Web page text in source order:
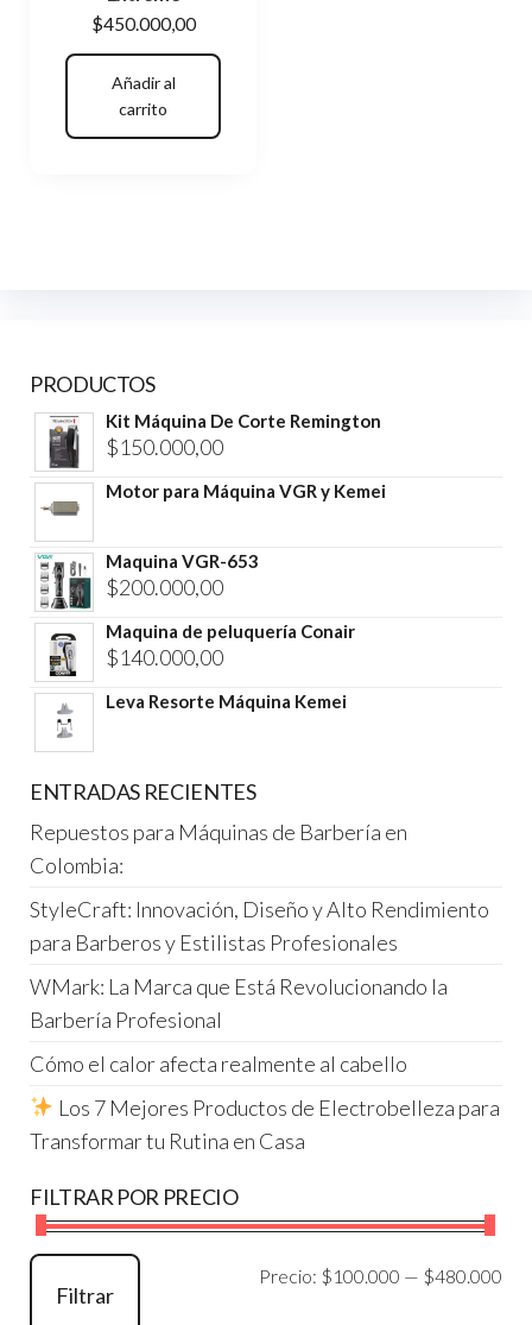
$450.000,00
Añadir al
carrito
PRODUCTOS
Kit Máquina De Corte Remington
$150.000,00
Motor para Máquina VGR y Kemei
Maquina VGR-653
$200.000,00
Maquina de peluquería Conair
$140.000,00
Leva Resorte Máquina Kemei
ENTRADAS RECIENTES
Repuestos para Máquinas de Barbería en
Colombia:
StyleCraft: Innovación, Diseño y Alto Rendimiento
para Barberos y Estilistas Profesionales
WMark: La Marca que Está Revolucionando la
Barbería Profesional
Cómo el calor afecta realmente al cabello
Los 7 Mejores Productos de Electrobelleza para
Transformar tu Rutina en Casa
FILTRAR POR PRECIO
Filtrar
Precio: $100.000 — $480.000